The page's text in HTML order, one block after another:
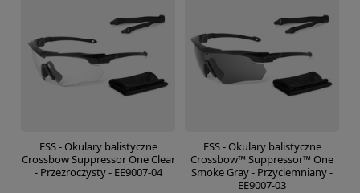
ESS - Okulary balistyczne
Crossbow Suppressor One Clear
- Przezroczysty - EE9007-04
ESS - Okulary balistyczne
Crossbow™ Suppressor™ One
Smoke Gray - Przyciemniany -
EE9007-03